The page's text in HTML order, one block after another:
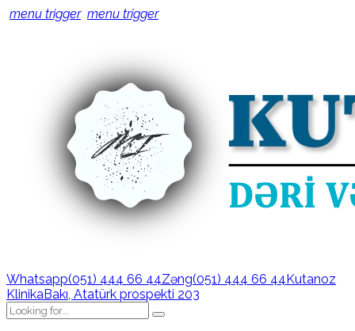
menu trigger menu trigger
Whatsapp(051) 444 66 44Zəng(051) 444 66 44Kutanoz
KlinikaBakı, Atatürk prospekti 203